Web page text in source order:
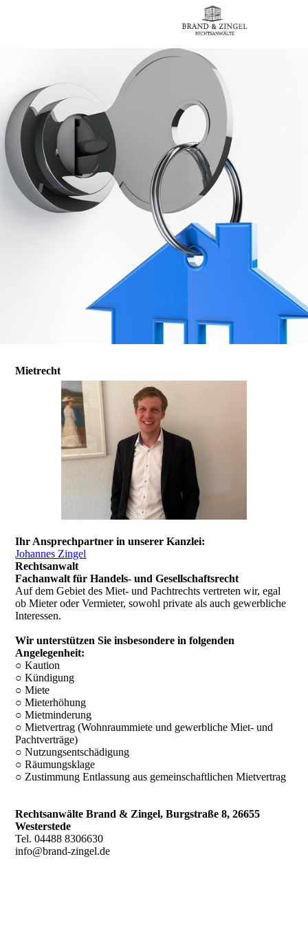
Mietrecht
Ihr Ansprechpartner in unserer Kanzlei:
Johannes Zingel
Rechtsanwalt
Fachanwalt für Handels- und Gesellschaftsrecht
Auf dem Gebiet des Miet- und Pachtrechts vertreten wir, egal
ob Mieter oder Vermieter, sowohl private als auch gewerbliche
Interessen.
Wir unterstützen Sie insbesondere in folgenden
Angelegenheit:
○Kaution
○ Kündigung
○ Miete
○ Mieterhöhung
○ Mietminderung
○ Mietvertrag (Wohnraummiete und gewerbliche Miet- und
Pachtverträge)
○ Nutzungsentschädigung
○ Räumungsklage
○ Zustimmung Entlassung aus gemeinschaftlichen Mietvertrag
Rechtsanwälte Brand & Zingel, Burgstraße 8, 26655
Westerstede
Tel. 04488 8306630
info@brand-zingel.de